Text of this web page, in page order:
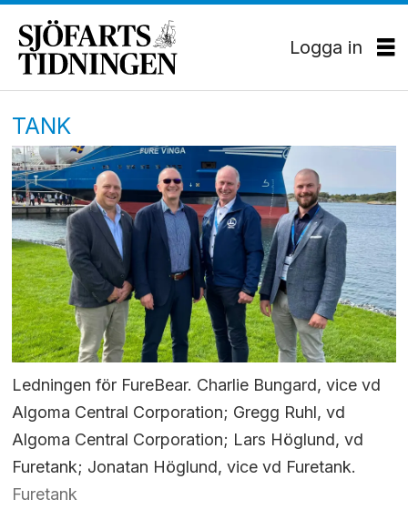
Logga in
TANK
Ledningen för FureBear. Charlie Bungard, vice vd
Algoma Central Corporation; Gregg Ruhl, vd
Algoma Central Corporation; Lars Höglund, vd
Furetank; Jonatan Höglund, vice vd Furetank.
Furetank